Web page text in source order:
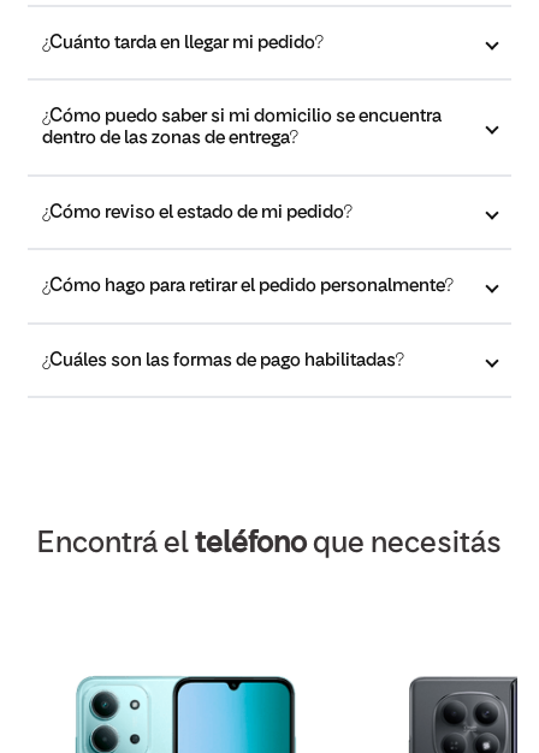
¿Cuánto tarda en llegar mi pedido?
¿Cómo puedo saber si mi domicilio se encuentra
dentro de las zonas de entrega?
¿Cómo reviso el estado de mi pedido?
¿Cómo hago para retirar el pedido personalmente?
¿Cuáles son las formas de pago habilitadas?
Encontrá el teléfonoque necesitás